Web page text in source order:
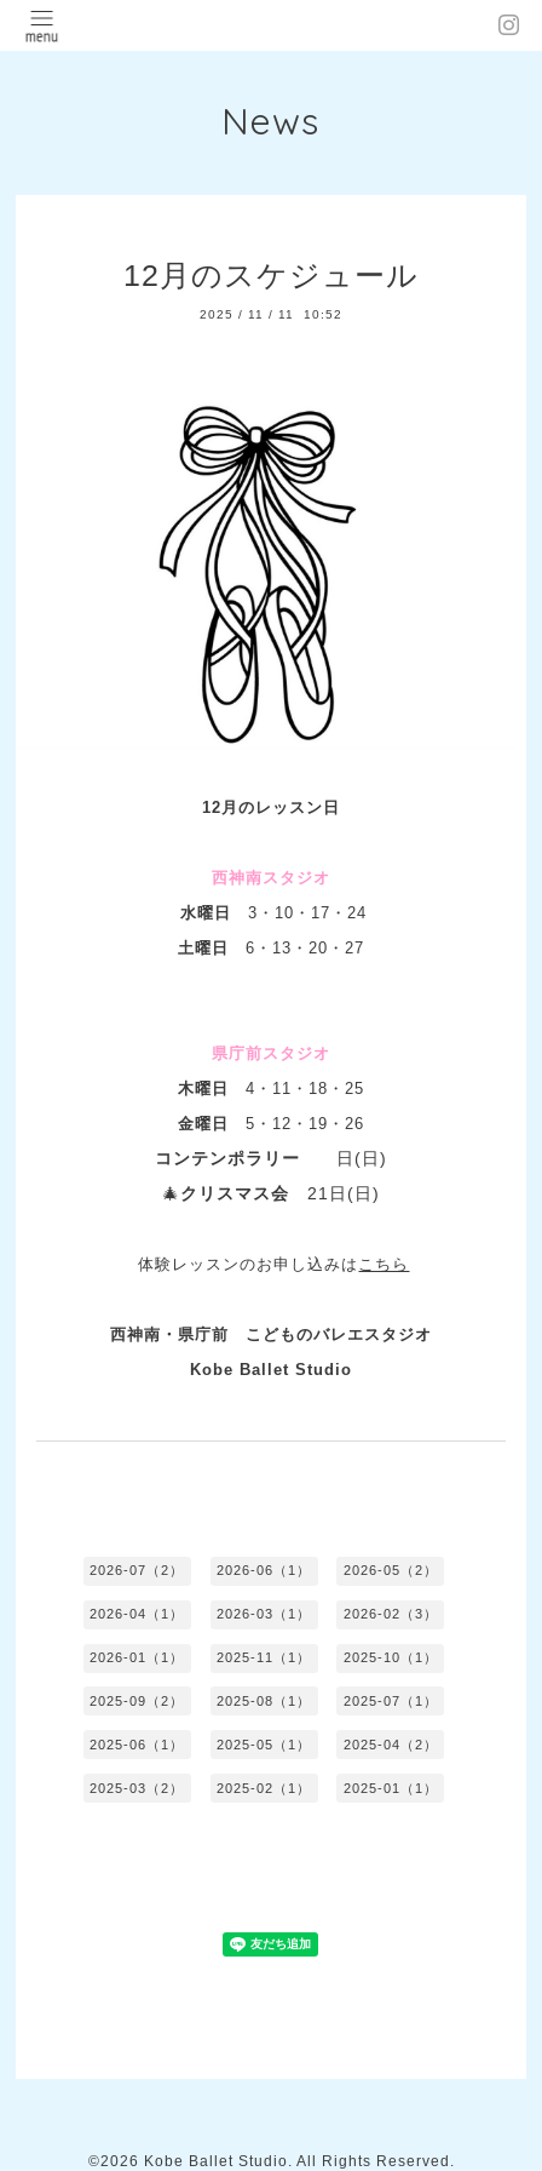
News
12月のスケジュール
2025 / 11 / 11 10:52
12月のレッスン日
西神南スタジオ
水曜日
3 ・10 ・17・24
土曜日
6 ・13・20・27
県庁前スタジオ
木曜日
4・11・18・25
金曜日
5 ・12・19・26
コンテンポラリー
日(日)
🎄クリスマス会 21日(日)
体験レッスンのお申し込みは こちら
西神南・県庁前 こどものバレエスタジオ
Kobe Ballet Studio
2026-07（2） 2026-06（1） 2026-05（2）
2026-04（1） 2026-03（1） 2026-02（3）
2026-01（1） 2025-11（1） 2025-10（1）
2025-09（2） 2025-08（1） 2025-07（1）
2025-06（1） 2025-05（1） 2025-04（2）
2025-03（2） 2025-02（1） 2025-01（1）
©2026 Kobe Ballet Studio. All Rights Reserved.